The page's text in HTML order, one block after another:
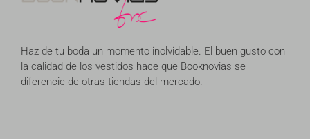
Haz de tu boda un momento inolvidable. El buen gusto con
la calidad de los vestidos hace que Booknovias se
diferencie de otras tiendas del mercado.